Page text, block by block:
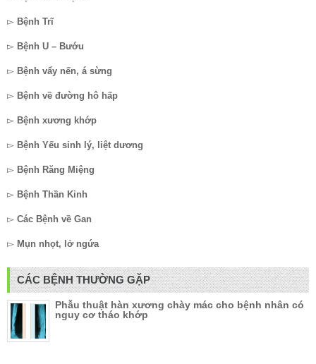
▻ Bệnh Trĩ
▻ Bệnh U – Bướu
▻ Bệnh vẩy nến, á sừng
▻ Bệnh về đường hô hấp
▻ Bệnh xương khớp
▻ Bệnh Yếu sinh lý, liệt dương
▻ Bệnh Răng Miệng
▻ Bệnh Thần Kinh
▻ Các Bệnh về Gan
▻ Mụn nhọt, lở ngứa
CÁC BỆNH THƯỜNG GẶP
Phẫu thuật hàn xương chày mác cho bệnh nhân có
nguy cơ tháo khớp